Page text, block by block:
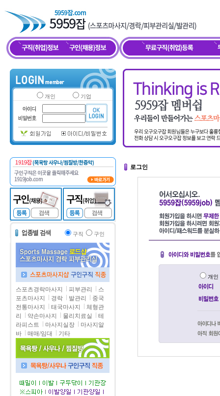
개인 기업
구직 구인
스포츠경락마사지 피부관리
스
포츠마사지
경락 발관리
중국
전통마사지
태국마사지
체형관
리
약손마사지 물리치료실
테
라피스트
마사지실장
마사지알
바
매매/임대 기타
로그인
개